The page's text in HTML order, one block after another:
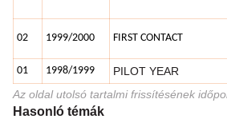
02 1999/2000 FIRST CONTACT
01 1998/1999
PILOT YEAR
Az oldal utolsó tartalmi frissítésének
Hasonló témák